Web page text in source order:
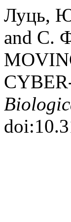
Луць,
and С.